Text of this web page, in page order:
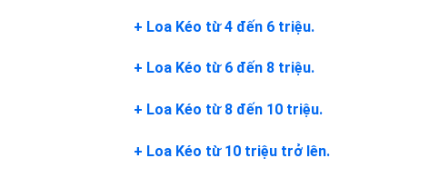
+ Loa Kéo từ 4 đến 6 triệu.
+ Loa Kéo từ 6 đến 8 triệu.
+ Loa Kéo từ 8 đến 10 triệu.
+ Loa Kéo từ 10 triệu trở lên.